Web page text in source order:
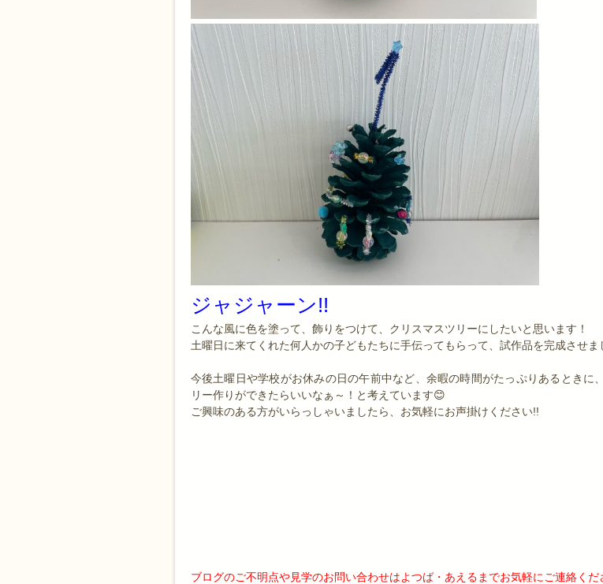
ジャジャーン!!
こんな風に色を塗って、飾りをつけて、クリスマスツリーにしたいと思います！
土曜日に来てくれた何人かの子どもたちに手伝ってもらって、試作品を完成させま
今後土曜日や学校がお休みの日の午前中など、余暇の時間がたっぷりあるときに
リー作りができたらいいなぁ～！と考えています😊
ご興味のある方がいらっしゃいましたら、お気軽にお声掛けください!!
ブログのご不明点や見学のお問い合わせはよつば・あえるまでお気軽にご連絡くだ